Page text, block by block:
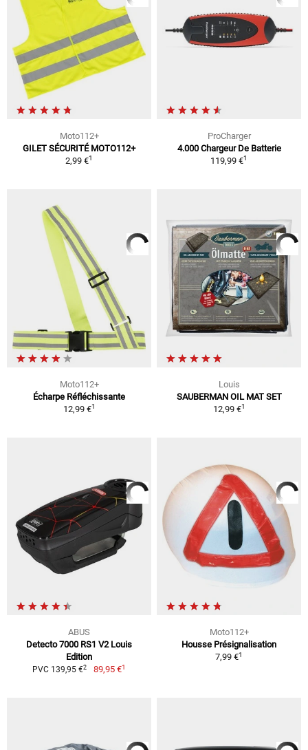
Moto112+
GILET SÉCURITÉ MOTO112+
2,99 €1
ProCharger
4.000 Chargeur De Batterie
119,99 €1
Moto112+
Écharpe Réfléchissante
12,99 €1
Louis
SAUBERMAN OIL MAT SET
12,99 €1
ABUS
Detecto 7000 RS1 V2 Louis
Edition
PVC 139,95 €2 89,95 €1
Moto112+
Housse Présignalisation
7,99 €1